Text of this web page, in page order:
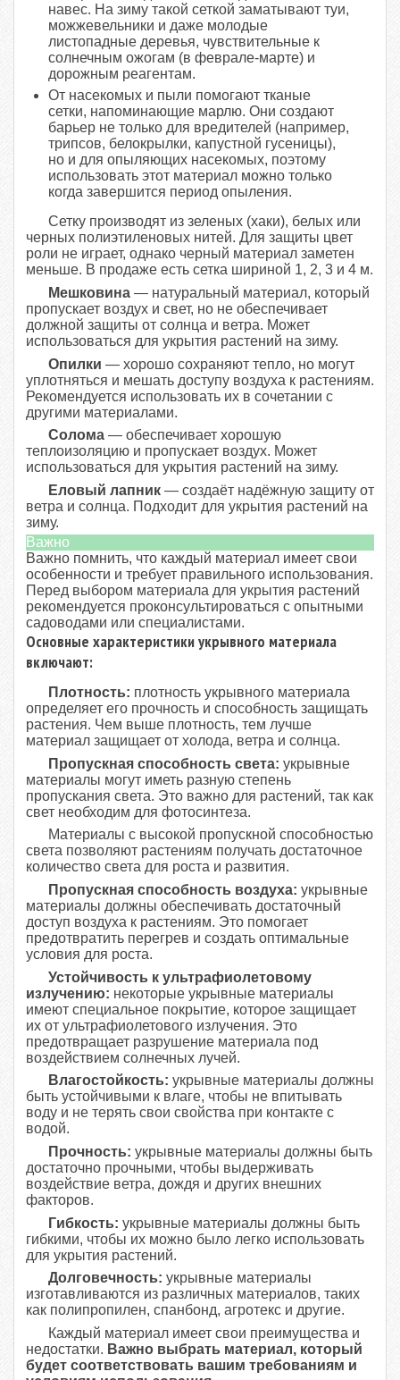
навес. На зиму такой сеткой заматывают туи,
можжевельники и даже молодые
листопадные деревья, чувствительные к
солнечным ожогам (в феврале-марте) и
дорожным реагентам.
От насекомых и пыли помогают тканые
сетки, напоминающие марлю. Они создают
барьер не только для вредителей (например,
трипсов, белокрылки, капустной гусеницы),
но и для опыляющих насекомых, поэтому
использовать этот материал можно только
когда завершится период опыления.
Сетку производят из зеленых (хаки), белых или
черных полиэтиленовых нитей. Для защиты цвет
роли не играет, однако черный материал заметен
меньше. В продаже есть сетка шириной 1, 2, 3 и 4 м.
Мешковина— натуральный материал, который
пропускает воздух и свет, но не обеспечивает
должной защиты от солнца и ветра. Может
использоваться для укрытия растений на зиму.
Опилки — хорошо сохраняют тепло, но могут
уплотняться и мешать доступу воздуха к растениям.
Рекомендуется использовать их в сочетании с
другими материалами.
Солома— обеспечивает хорошую
теплоизоляцию и пропускает воздух. Может
использоваться для укрытия растений на зиму.
Еловый лапник— создаёт надёжную защиту от
ветра и солнца. Подходит для укрытия растений на
зиму.
Важно
Важно помнить, что каждый материал имеет свои
особенности и требует правильного использования.
Перед выбором материала для укрытия растений
рекомендуется проконсультироваться с опытными
садоводами или специалистами.
Основные характеристики укрывного материала
включают:
Плотность: плотность укрывного материала
определяет его прочность и способность защищать
растения. Чем выше плотность, тем лучше
материал защищает от холода, ветра и солнца.
Пропускная способность света: укрывные
материалы могут иметь разную степень
пропускания света. Это важно для растений, так как
свет необходим для фотосинтеза.
Материалы с высокой пропускной способностью
света позволяют растениям получать достаточное
количество света для роста и развития.
Пропускная способность воздуха: укрывные
материалы должны обеспечивать достаточный
доступ воздуха к растениям. Это помогает
предотвратить перегрев и создать оптимальные
условия для роста.
Устойчивость к ультрафиолетовому
излучению: некоторые укрывные материалы
имеют специальное покрытие, которое защищает
их от ультрафиолетового излучения. Это
предотвращает разрушение материала под
воздействием солнечных лучей.
Влагостойкость: укрывные материалы должны
быть устойчивыми к влаге, чтобы не впитывать
воду и не терять свои свойства при контакте с
водой.
Прочность: укрывные материалы должны быть
достаточно прочными, чтобы выдерживать
воздействие ветра, дождя и других внешних
факторов.
Гибкость: укрывные материалы должны быть
гибкими, чтобы их можно было легко использовать
для укрытия растений.
Долговечность: укрывные материалы
изготавливаются из различных материалов, таких
как полипропилен, спанбонд, агротекс и другие.
Каждый материал имеет свои преимущества и
недостатки. Важно выбрать материал, который
будет соответствовать вашим требованиям и